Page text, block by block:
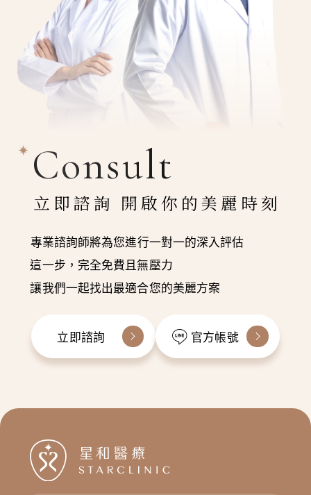
Consult
立即諮詢 開啟你的美麗時刻
專業諮詢師將為您進行一對一的深入評估
這一步，完全免費且無壓力
讓我們一起找出最適合您的美麗方案
立即諮詢 官方帳號